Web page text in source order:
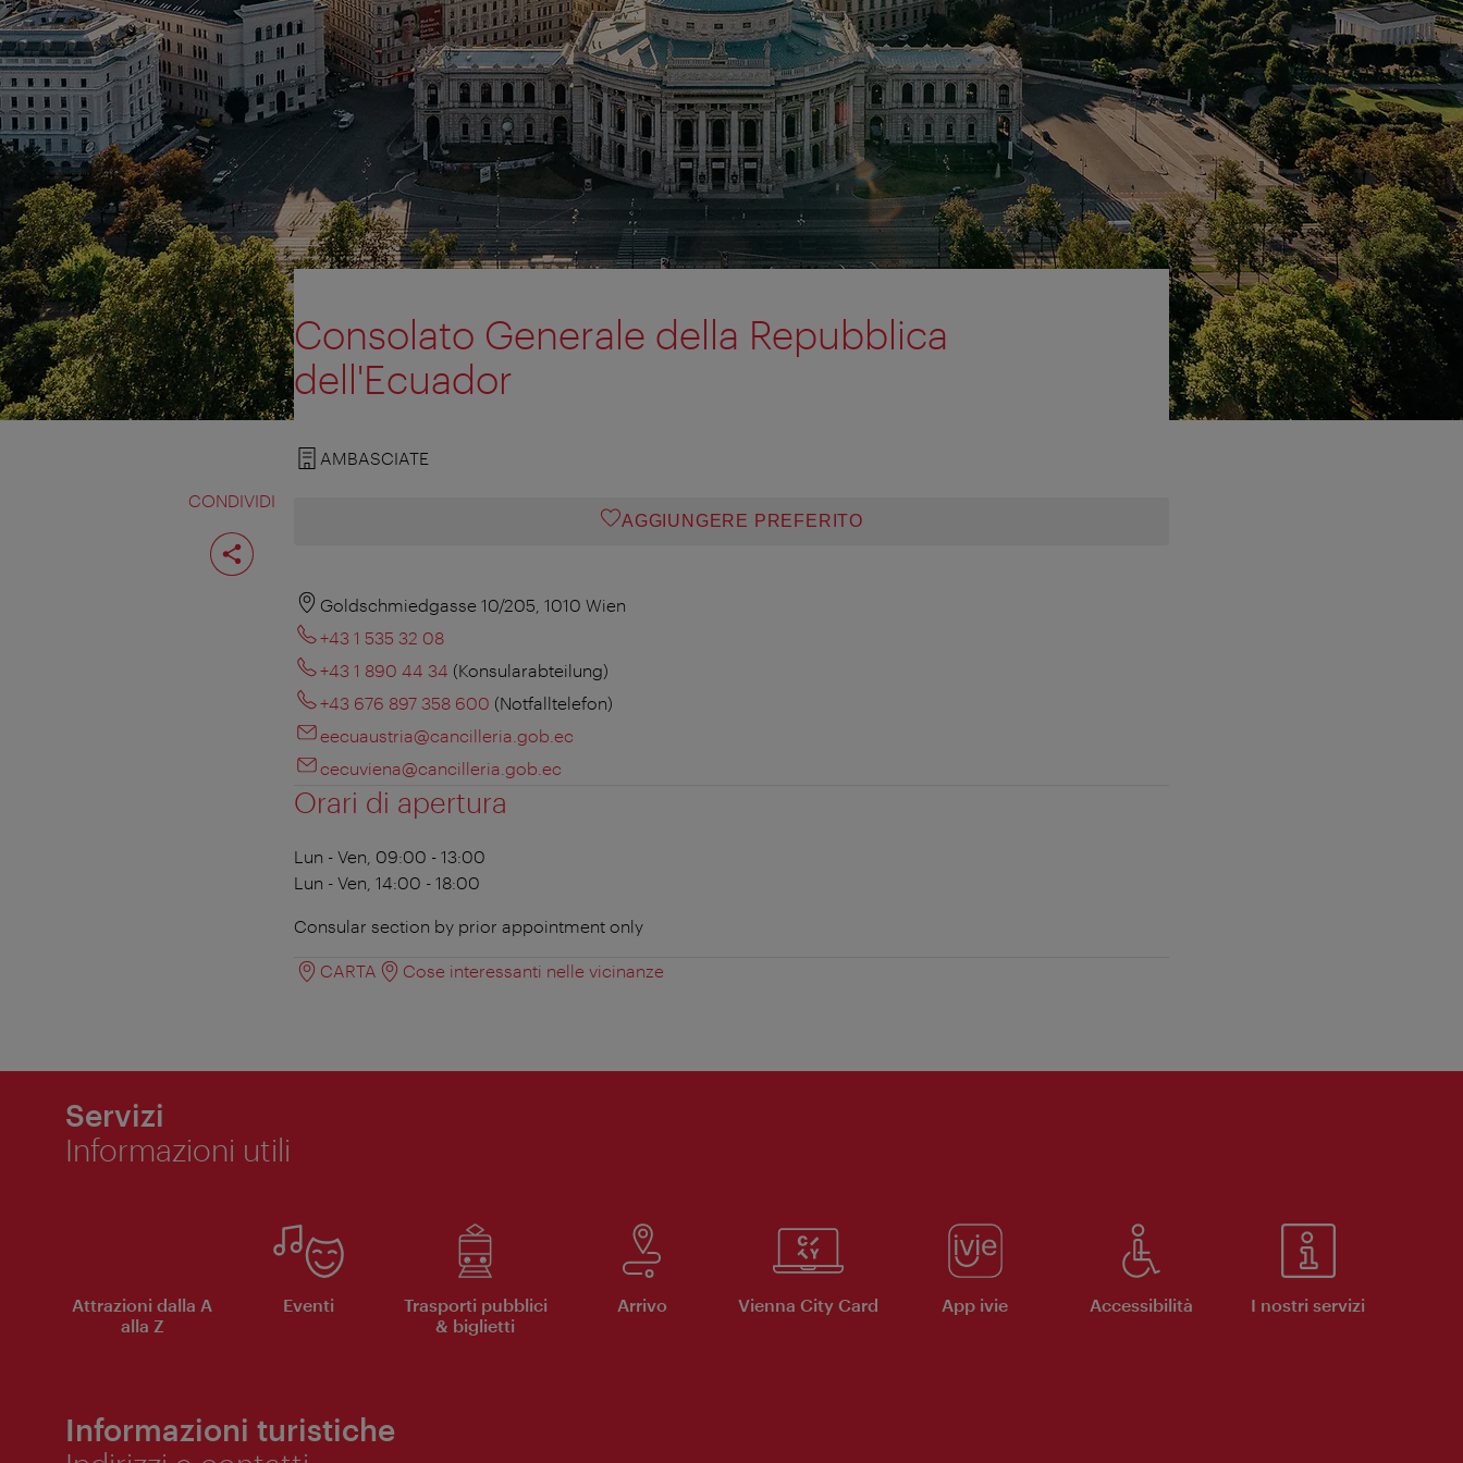
CONDIVIDI
Condividi
pagina
Consolato Generale della Repubblica
dell'Ecuador
AMBASCIATE
AGGIUNGERE PREFERITO
Goldschmiedgasse 10/205, 1010 Wien
+43 1 535 32 08
+43 1 890 44 34 (Konsularabteilung)
+43 676 897 358 600 (Notfalltelefon)
eecuaustria@cancilleria.gob.ec
cecuviena@cancilleria.gob.ec
Orari di apertura
Lun - Ven, 09:00 - 13:00
Lun - Ven, 14:00 - 18:00
Consular section by prior appointment only
CARTA Cose interessanti nelle vicinanze
Servizi
Informazioni utili
Attrazioni dalla A
alla Z
Eventi
Trasporti pubblici
& biglietti
Arrivo Vienna City Card App ivie Accessibilità I nostri servizi
Informazioni turistiche